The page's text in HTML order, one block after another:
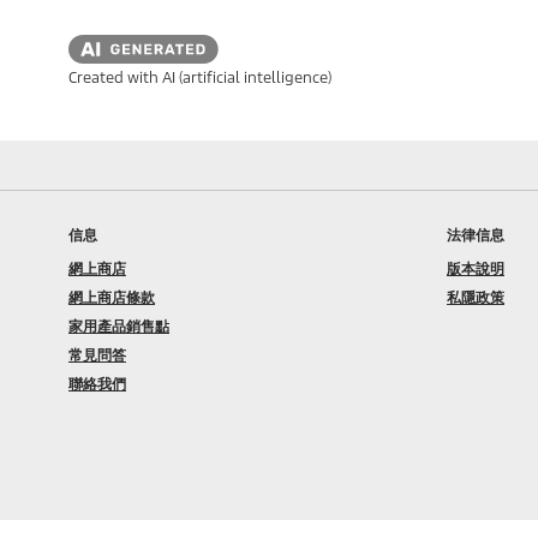
Created with AI (artificial intelligence)
信息
網上商店
網上商店條款
家用產品銷售點
常見問答
聯絡我們
法律信息
版本說明
私隱政策